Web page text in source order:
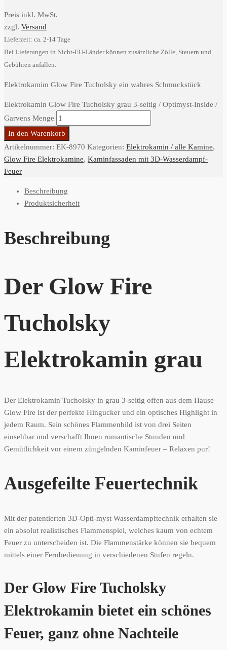
Preis inkl. MwSt.
zzgl. Versand
Lieferzeit: ca. 2-14 Tage
Bei Lieferungen in Nicht-EU-Länder können zusätzliche Zölle, Steuern und
Gebühren anfallen.
Elektrokamim Glow Fire Tucholsky ein wahres Schmuckstück
Elektrokamin Glow Fire Tucholsky grau 3-seitig / Optimyst-Inside /
Garvens Menge
In den Warenkorb
Artikelnummer: EK-8970 Kategorien: Elektrokamin / alle Kamine,
Glow Fire Elektrokamine, Kaminfassaden mit 3D-Wasserdampf-
Feuer
Beschreibung
Produktsicherheit
Beschreibung
Der Glow Fire
Tucholsky
Elektrokamin grau
Der Elektrokamin Tucholsky in grau 3-seitig offen aus dem Hause
Glow Fire ist der perfekte Hingucker und ein optisches Highlight in
jedem Raum. Sein schönes Flammenbild ist von drei Seiten
einsehbar und verschafft Ihnen romantische Stunden und
Gemütlichkeit vor einem züngelnden Kaminfeuer – Relaxen pur!
Ausgefeilte Feuertechnik
Mit der patentierten 3D-Opti-myst Wasserdampftechnik erhalten sie
ein absolut realistisches Flammenspiel, welches kaum von echtem
Feuer zu unterscheiden ist. Die Flammenstärke können sie bequem
mittels einer Fernbedienung in verschiedenen Stufen regeln.
Der Glow Fire Tucholsky
Elektrokamin bietet ein schönes
Feuer, ganz ohne Nachteile